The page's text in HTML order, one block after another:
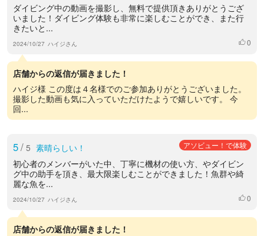
ダイビング中の動画を撮影し、無料で提供頂きありがとうござ
いました！ダイビング体験も非常に楽しむことができ、また行
きたいと...
2024/10/27 ハイジさん いいね
0
店舗からの返信が届きました！
ハイジ様 この度は４名様でのご参加ありがとうございました。
撮影した動画も気に入っていただけたようで嬉しいです。 今
回...
5/ 5 素晴らしい！ アソビュー！で体験
初心者のメンバーがいた中、丁寧に機材の使い方、やダイビン
グ中の助手を頂き、最大限楽しむことができました！魚群や綺
麗な魚を...
2024/10/27 ハイジさん いいね
0
店舗からの返信が届きました！